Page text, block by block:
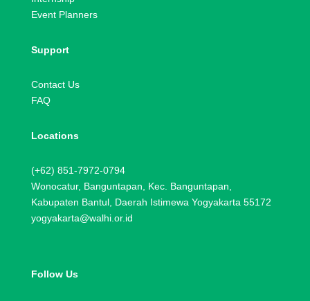
Event Planners
Support
Contact Us
FAQ
Locations
(+62) 851-7972-0794
Wonocatur, Banguntapan, Kec. Banguntapan,
Kabupaten Bantul, Daerah Istimewa Yogyakarta 55172
yogyakarta@walhi.or.id
Follow Us